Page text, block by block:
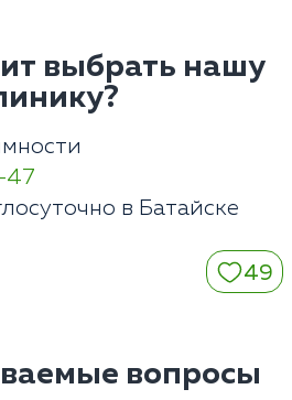
выбрать нашу
47
в Батайске
49
вопросы